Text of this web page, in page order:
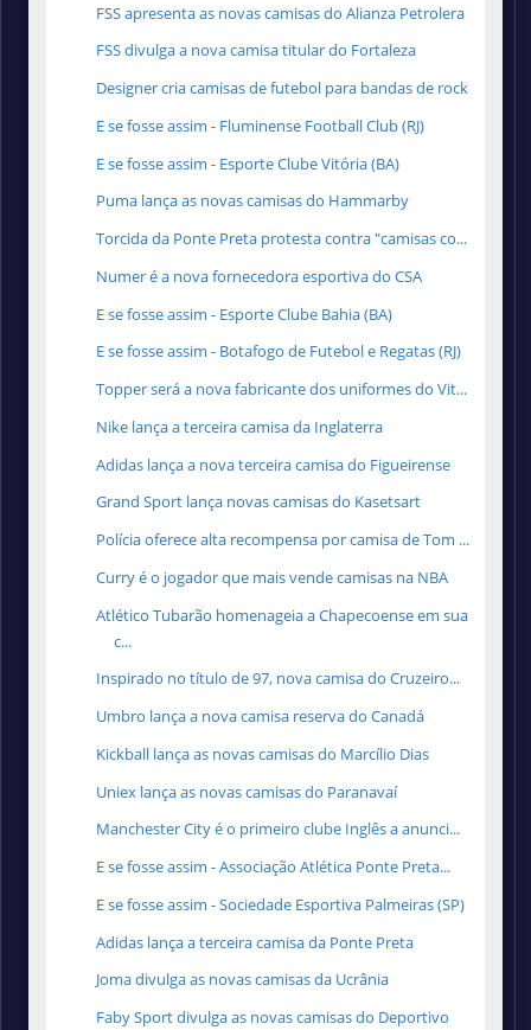
FSS apresenta as novas camisas do Alianza Petrolera
FSS divulga a nova camisa titular do Fortaleza
Designer cria camisas de futebol para bandas de rock
E se fosse assim - Fluminense Football Club (RJ)
E se fosse assim - Esporte Clube Vitória (BA)
Puma lança as novas camisas do Hammarby
Torcida da Ponte Preta protesta contra "camisas co...
Numer é a nova fornecedora esportiva do CSA
E se fosse assim - Esporte Clube Bahia (BA)
E se fosse assim - Botafogo de Futebol e Regatas (RJ)
Topper será a nova fabricante dos uniformes do Vit...
Nike lança a terceira camisa da Inglaterra
Adidas lança a nova terceira camisa do Figueirense
Grand Sport lança novas camisas do Kasetsart
Polícia oferece alta recompensa por camisa de Tom ...
Curry é o jogador que mais vende camisas na NBA
Atlético Tubarão homenageia a Chapecoense em sua
c...
Inspirado no título de 97, nova camisa do Cruzeiro...
Umbro lança a nova camisa reserva do Canadá
Kickball lança as novas camisas do Marcílio Dias
Uniex lança as novas camisas do Paranavaí
Manchester City é o primeiro clube Inglês a anunci...
E se fosse assim - Associação Atlética Ponte Preta...
E se fosse assim - Sociedade Esportiva Palmeiras (SP)
Adidas lança a terceira camisa da Ponte Preta
Joma divulga as novas camisas da Ucrânia
Faby Sport divulga as novas camisas do Deportivo